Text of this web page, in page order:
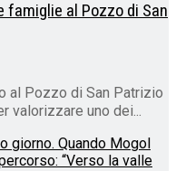
al Pozzo di San
al Pozzo di San Patrizio
valorizzare uno dei...